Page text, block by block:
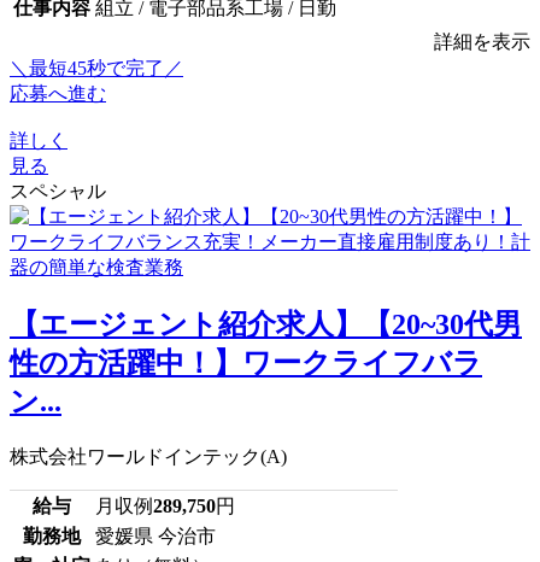
仕事内容 組立 / 電子部品系工場 / 日勤
詳細を表示
＼最短45秒で完了／
応募へ進む
詳しく
見る
スペシャル
【エージェント紹介求人】【20~30代男
性の方活躍中！】ワークライフバラ
ン...
株式会社ワールドインテック(A)
給与 月収例289,750円
勤務地
愛媛県 今治市